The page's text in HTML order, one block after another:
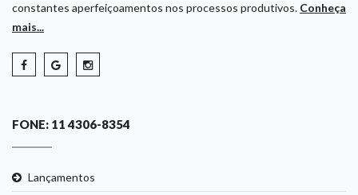
constantes aperfeiçoamentos nos processos produtivos. Conheça
mais...
FONE: 11 4306-8354
Lançamentos